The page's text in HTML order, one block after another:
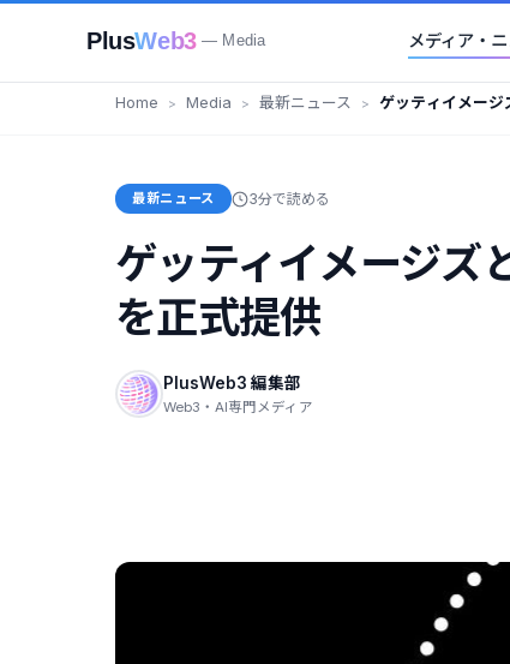
PlusWeb3 — Media メディア・
Home Media 最新ニュース
ゲッティイメー
最新ニュース 3分で読める
ゲッティイメージ
を正式提供
PlusWeb3 編集部
Web3・AI専門メディア